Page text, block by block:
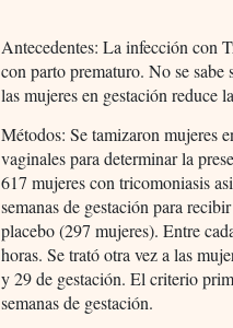
Antecedentes: La infección con
con parto prematuro. No se
las mujeres en gestación reduce
Métodos: Se tamizaron mujeres
vaginales para determinar la
617 mujeres con tricomoniasis
semanas de gestación para
placebo (297 mujeres). Entre
horas. Se trató otra vez a las
y 29 de gestación. El criterio
semanas de gestación.